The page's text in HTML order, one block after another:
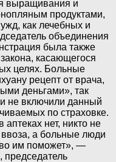
выращивания и
продуктами,
как лечебных и
объединения
была также
касающегося
целях. Больные
рецепт от врача,
деньгами», так
не включили данный
по страховке.
нет, никто не
а больные люди
им поможет», —
председатель